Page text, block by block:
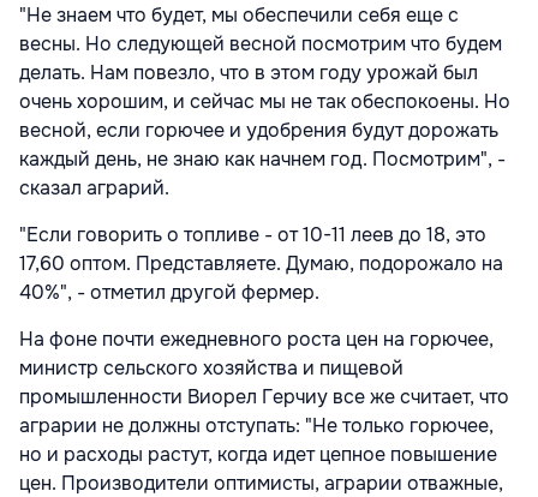
"Не знаем что будет, мы обеспечили себя еще с
весны. Но следующей весной посмотрим что будем
делать. Нам повезло, что в этом году урожай был
очень хорошим, и сейчас мы не так обеспокоены. Но
весной, если горючее и удобрения будут дорожать
каждый день, не знаю как начнем год. Посмотрим", -
сказал аграрий.
"Если говорить о топливе - от 10-11 леев до 18, это
17,60 оптом. Представляете. Думаю, подорожало на
40%", - отметил другой фермер.
На фоне почти ежедневного роста цен на горючее,
министр сельского хозяйства и пищевой
промышленности Виорел Герчиу все же считает, что
аграрии не должны отступать: "Не только горючее,
но и расходы растут, когда идет цепное повышение
цен. Производители оптимисты, аграрии отважные,